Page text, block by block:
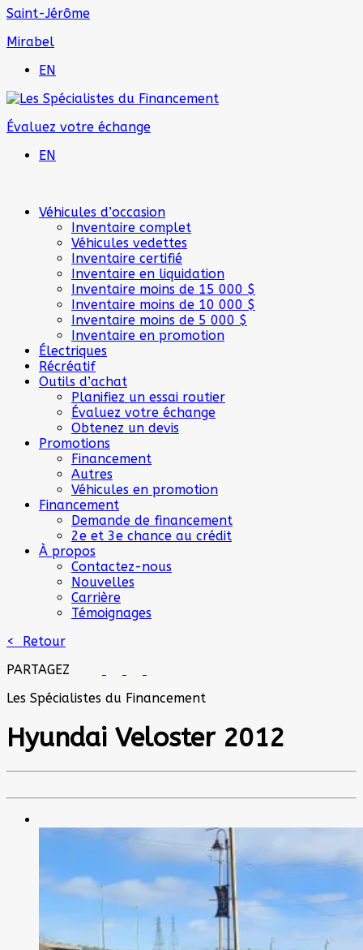
Saint-Jérôme
Mirabel
EN
Évaluez votre échange
EN
Véhicules d’occasion
Inventaire complet
Véhicules vedettes
Inventaire certifié
Inventaire en liquidation
Inventaire moins de 15 000 $
Inventaire moins de 10 000 $
Inventaire moins de 5 000 $
Inventaire en promotion
Électriques
Récréatif
Outils d’achat
Planifiez un essai routier
Évaluez votre échange
Obtenez un devis
Promotions
Financement
Autres
Véhicules en promotion
Financement
Demande de financement
2e et 3e chance au crédit
À propos
Contactez-nous
Nouvelles
Carrière
Témoignages
< Retour
PARTAGEZ
Les Spécialistes du Financement
Hyundai Veloster 2012